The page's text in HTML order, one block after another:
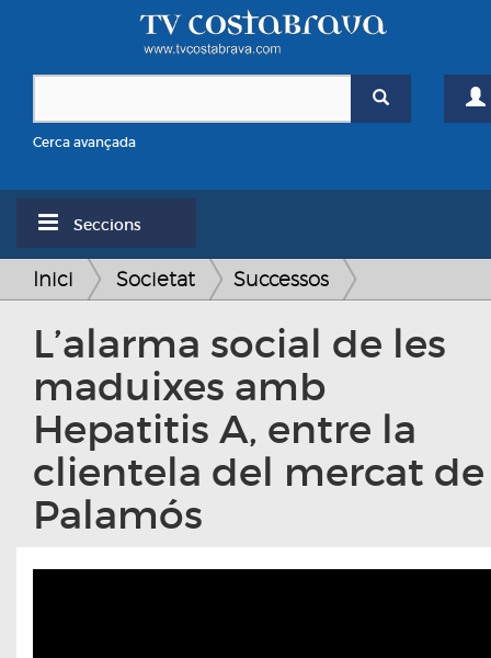
Cerca avançada
Seccions
Inici Societat Successos
L’alarma social de les
maduixes amb
Hepatitis A, entre la
clientela del mercat de
Palamós